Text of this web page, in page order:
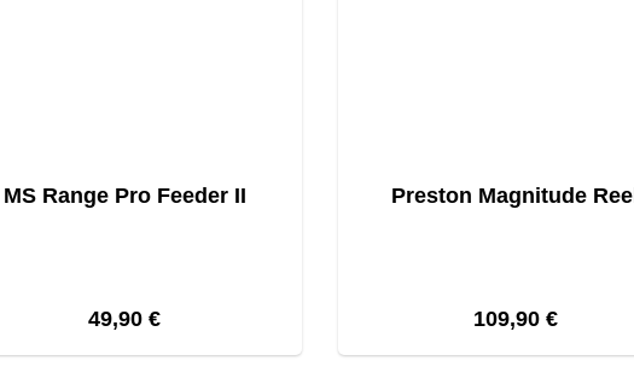
MS Range Pro Feeder II
Regulärer Preis:
49,90 €
Preston Magnitude Reel
Regulärer Preis:
109,90 €